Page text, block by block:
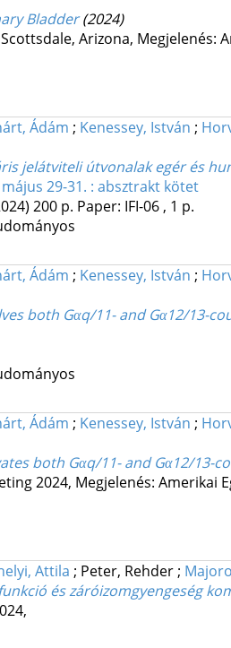
Bladder (2024)
Scottsdale, Arizona, Megjelenés:
Ádám ; Kenessey, István ;
jelátviteli útvonalak egér és
29-31. : absztrakt kötet
200 p. Paper: IFI-06 , 1 p.
Ádám ; Kenessey, István ;
both Gαq/11- and Gα12/13-
Ádám ; Kenessey, István ;
both Gαq/11- and Gα12/13-
2024, Megjelenés: Amerikai
Attila ; Peter, Rehder;
és záróizomgyengeség
,